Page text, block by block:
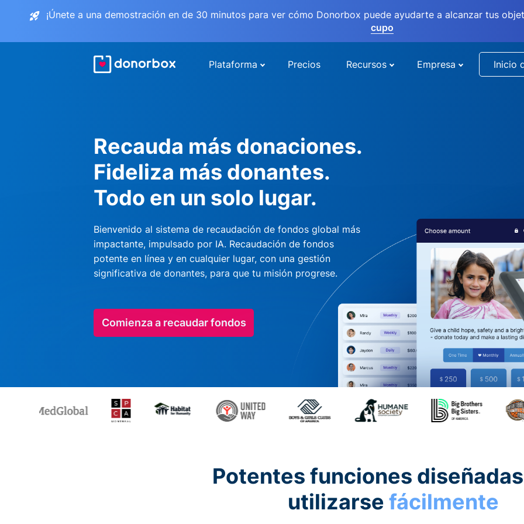
¡Únete a una demostración en de 30 minutos para ver cómo Donorbox puede ayudarte a alcanzar tus
cupo
Plataforma Precios Recursos Empresa Inicio
Recauda más donaciones.
Fideliza más donantes.
Todo en un solo lugar.
Bienvenido al sistema de recaudación de fondos global más
impactante, impulsado por IA. Recaudación de fondos
potente en línea y en cualquier lugar, con una gestión
significativa de donantes, para que tu misión progrese.
Comienza a recaudar fondos
Potentes funciones
utilizarse fácilmente